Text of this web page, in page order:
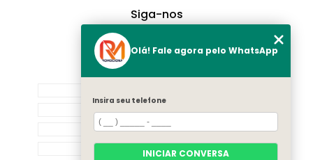
Siga-nos
SOBRE NÓS
PRODUTOS
CATEGORIAS
Olá! Fale agora pelo WhatsApp
Insira seu telefone
INICIAR CONVERSA